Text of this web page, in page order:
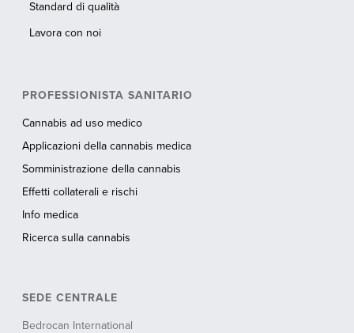
Standard di qualità
Lavora con noi
PROFESSIONISTA SANITARIO
Cannabis ad uso medico
Applicazioni della cannabis medica
Somministrazione della cannabis
Effetti collaterali e rischi
Info medica
Ricerca sulla cannabis
SEDE CENTRALE
Bedrocan International